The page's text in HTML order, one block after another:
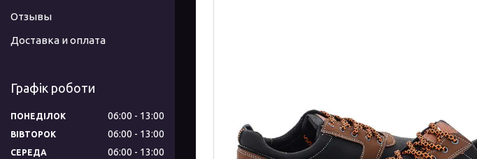
Отзывы
Доставка и оплата
Графік роботи
ПОНЕДІЛОК 06:00 13:00
ВІВТОРОК 06:00 13:00
СЕРЕДА 06:00 13:00